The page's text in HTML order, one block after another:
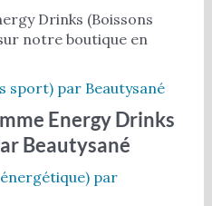
Drinks (Boissons
notre boutique en
sport) par Beautysané
Energy Drinks
Beautysané
par